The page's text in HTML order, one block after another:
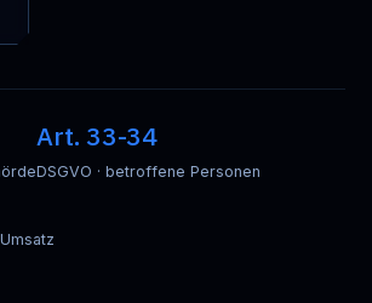
Art. 33-34
DSGVO · betroffene Personen